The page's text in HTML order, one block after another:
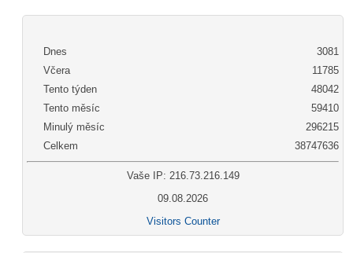
Dnes
Včera
Tento týden
Tento měsíc
Minulý měsíc
Celkem
3081
11785
48042
59410
296215
38747636
Vaše IP: 216.73.216.149
09.08.2026
Visitors Counter